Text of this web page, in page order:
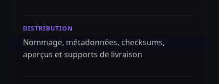
DISTRIBUTION
Nommage, métadonnées, checksums,
aperçus et supports de livraison